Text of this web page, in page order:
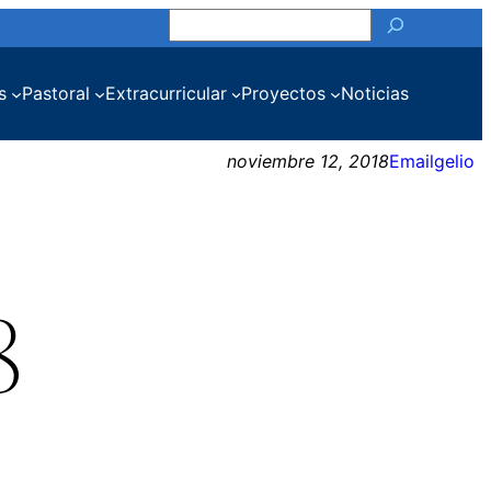
Pastoral Extracurricular Proyectos Noticias
noviembre 12, 2018Emailgelio